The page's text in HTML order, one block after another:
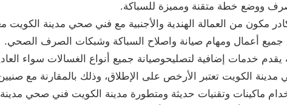
ووضع خطة متقنة ومميزة للسباكة.
مكون من العمالة الهندية والأجنبية مع فني صحي مدينة الكويت
جميع أعمال ومهام صيانة واصلاح السباكة وشبكات الصرف الصحي.
يقدم خدمات إضافية لتصليحوصيانة جميع أنواع الغسالات سواء
الكويت تعتبر الأرخص على الإطلاق، وذلك بالمقارنة مع
ماكينات وتقنيات حديثة ومتطورة مدينة الكويت فني صحي